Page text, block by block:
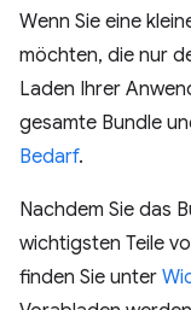
Wenn Sie eine
möchten, die nur
Laden Ihrer
gesamte Bundle
Bedarf.
Nachdem Sie das
wichtigsten Teile
finden Sie unter